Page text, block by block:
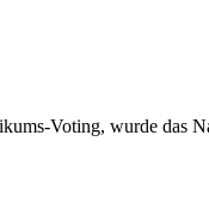
Voting, wurde das